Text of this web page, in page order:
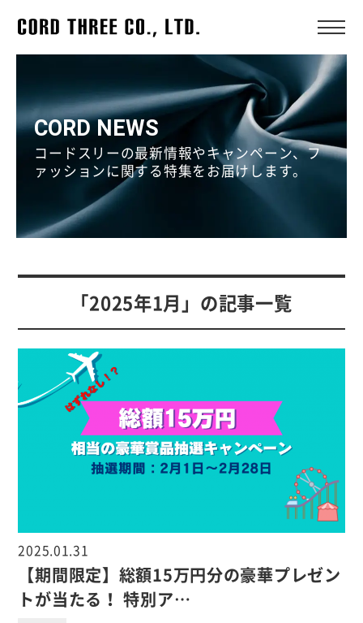
CORD NEWS
コードスリーの最新情報やキャンペーン、フ
ァッションに関する特集をお届けします。
「2025年1月」の記事一覧
2025.01.31
【期間限定】総額15万円分の豪華プレゼン
トが当たる！ 特別ア…